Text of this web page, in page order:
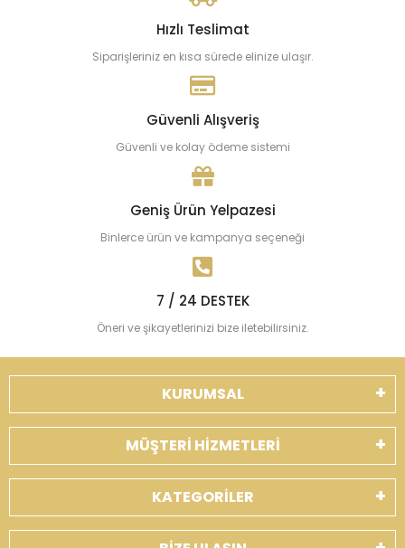
Hızlı Teslimat
Siparişleriniz en kısa sürede elinize ulaşır.
Güvenli Alışveriş
Güvenli ve kolay ödeme sistemi
Geniş Ürün Yelpazesi
Binlerce ürün ve kampanya seçeneği
7 / 24 DESTEK
Öneri ve şikayetlerinizi bize iletebilirsiniz.
KURUMSAL
MÜŞTERİ HİZMETLERİ
KATEGORİLER